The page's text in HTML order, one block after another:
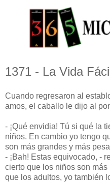
1371 - La Vida
Cuando regresaron al
amos, el caballo le dijo al
- ¡Qué envidia! Tú si qué la
niños. En cambio yo tengo
son más grandes y más
- ¡Bah! Estas equivocado, -
cierto que los niños son
que los adultos, yo también